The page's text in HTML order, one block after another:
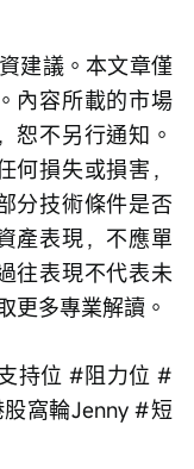
內容所載的市場
恕不另行通知。
損失或損害，
分技術條件是否
產表現，不應單
往表現不代表未
更多專業解讀。
持位 #阻力位 #
窩輪Jenny #短